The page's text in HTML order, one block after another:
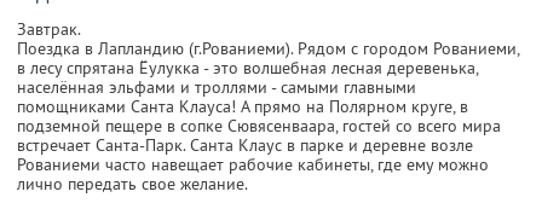
Завтрак.
Поездка в Лапландию (г.Рованиеми). Рядом с городом Рованиеми,
в лесу спрятана Ёулукка - это волшебная лесная деревенька,
населённая эльфами и троллями - самыми главными
помощниками Санта Клауса! А прямо на Полярном круге, в
подземной пещере в сопке Сювясенваара, гостей со всего мира
встречает Санта-Парк. Санта Клаус в парке и деревне возле
Рованиеми часто навещает рабочие кабинеты, где ему можно
лично передать свое желание.